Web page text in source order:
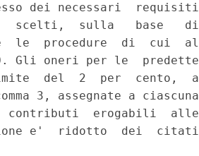
dei necessari  requisiti
scelti,  sulla   base   di
le  procedure  di  cui  al
Gli oneri per le  predette
del  2  per  cento,  a
3, assegnate a ciascuna
contributi  erogabili  alle
e'  ridotto  dei  citati